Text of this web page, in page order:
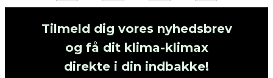
Tilmeld dig vores nyhedsbrev
og få dit klima-klimax
direkte i din indbakke!